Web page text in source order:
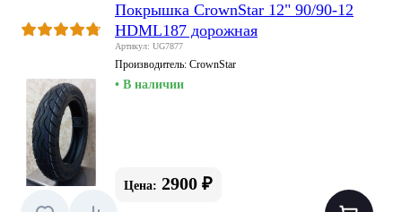
Покрышка CrownStar 12" 90/90-12
HDML187 дорожная
Артикул: UG7877
Производитель: CrownStar
• В наличии
Цена: 2900 ₽